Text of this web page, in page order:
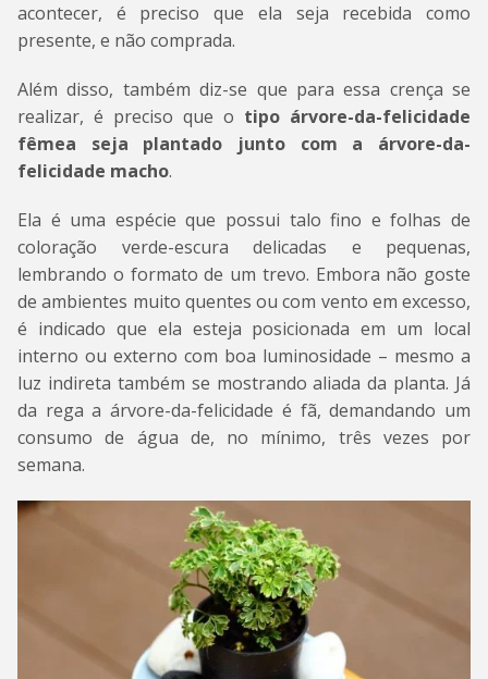
acontecer, é preciso que ela seja recebida como
presente, e não comprada.
Além disso, também diz-se que para essa crença se
realizar, é preciso que o tipo árvore-da-felicidade
fêmea
seja plantado junto com a
árvore-da-
felicidade macho.
Ela é uma espécie que possui talo fino e folhas de
coloração verde-escura delicadas e pequenas,
lembrando o formato de um trevo. Embora não goste
de ambientes muito quentes ou com vento em excesso,
é indicado que ela esteja posicionada em um local
interno ou externo com boa luminosidade – mesmo a
luz indireta também se mostrando aliada da planta. Já
da rega a árvore-da-felicidade é fã, demandando um
consumo de água de, no mínimo, três vezes por
semana.